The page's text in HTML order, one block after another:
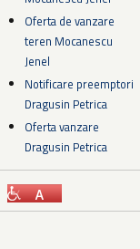
Oferta de vanzare
teren Mocanescu
Jenel
Notificare preemptori
Dragusin Petrica
Oferta vanzare
Dragusin Petrica